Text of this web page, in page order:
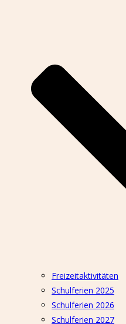
Freizeitaktivitäten
Schulferien 2025
Schulferien 2026
Schulferien 2027